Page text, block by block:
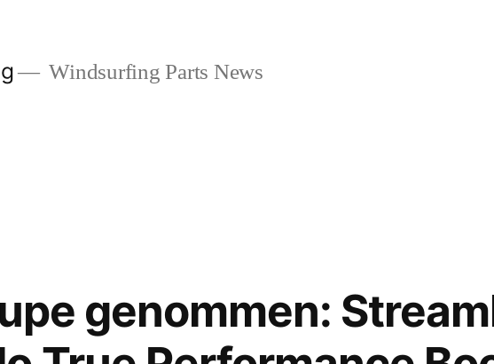
Windsurfing Parts News
genommen: